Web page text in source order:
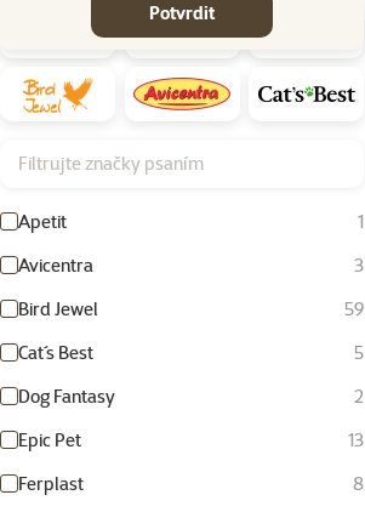
Potvrdit
Filtrujte značky psaním
Apetit
1
Avicentra
3
Bird Jewel
59
Cat´s Best
5
Dog Fantasy
2
Epic Pet
13
Ferplast
8